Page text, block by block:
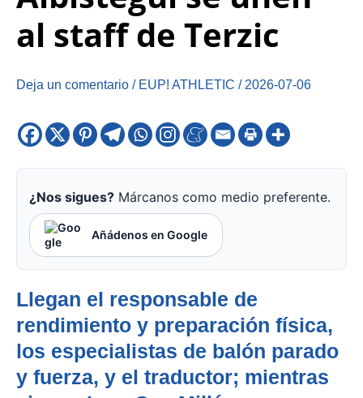
al staff de Terzic
Deja un comentario / EUP! ATHLETIC / 2026-07-06
¿Nos sigues? Márcanos como medio preferente.
Añádenos en Google
Llegan el responsable de
rendimiento y preparación física,
los especialistas de balón parado
y fuerza, y el traductor; mientras